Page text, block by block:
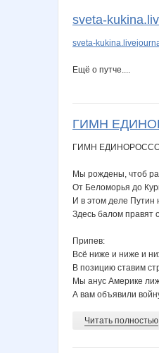
sveta-
sveta-
Ещё о путче....
ГИМН
ГИМН
Мы рождены, чтоб
От Беломорья до
И в этом деле Путин
Здесь балом правят
Припев:
Всё ниже и ниже и
В позицию ставим
Мы анус Америке
А вам объявили
Читать полностью